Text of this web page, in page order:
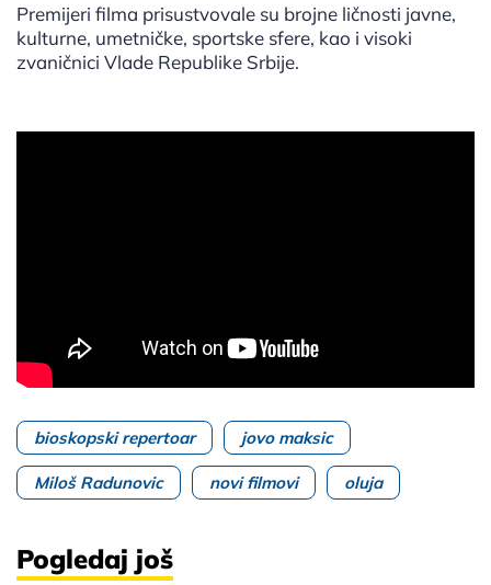
Premijeri filma prisustvovale su brojne ličnosti javne,
kulturne, umetničke, sportske sfere, kao i visoki
zvaničnici Vlade Republike Srbije.
bioskopski repertoar jovo maksic
Miloš Radunovic novi filmovi oluja
Pogledaj još